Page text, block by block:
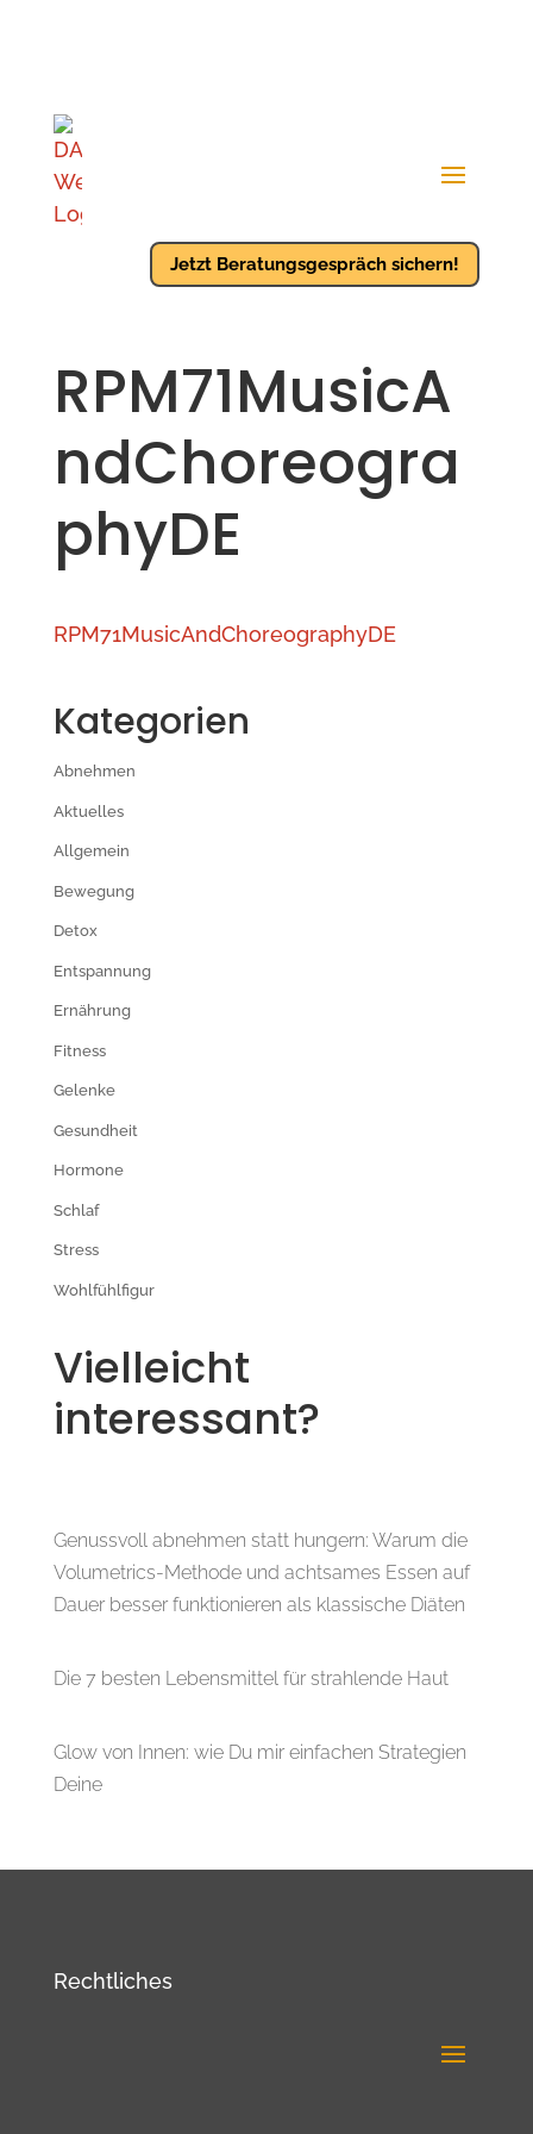
Jetzt Beratungsgespräch sichern!
RPM71MusicA
ndChoreogra
phyDE
RPM71MusicAndChoreographyDE
Kategorien
Abnehmen
Aktuelles
Allgemein
Bewegung
Detox
Entspannung
Ernährung
Fitness
Gelenke
Gesundheit
Hormone
Schlaf
Stress
Wohlfühlfigur
Vielleicht
interessant?
Genussvoll abnehmen statt hungern: Warum die
Volumetrics-Methode und achtsames Essen auf
Dauer besser funktionieren als klassische Diäten
Die 7 besten Lebensmittel für strahlende Haut
Glow von Innen: wie Du mir einfachen Strategien
Deine
Rechtliches